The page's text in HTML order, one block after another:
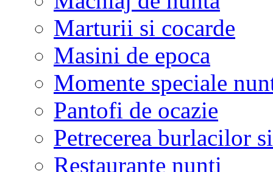
Marturii si cocarde
Masini de epoca
Momente speciale
Pantofi de ocazie
Petrecerea burlacilor
Restaurante nunti